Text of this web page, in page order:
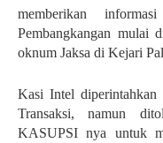
memberikan
Pembangkangan mulai
oknum Jaksa di Kejari
Kasi Intel
Transaksi, namun
KASUPSI nya untuk